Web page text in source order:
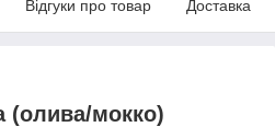
Відгуки про товар Доставка
(олива/мокко)